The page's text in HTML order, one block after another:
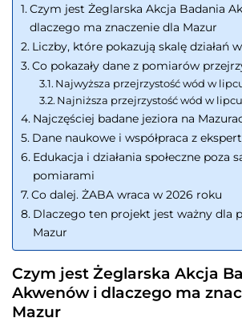
Czym jest Żeglarska Akcja Badania
dlaczego ma znaczenie dla Mazur
Liczby, które pokazują skalę działań
Co pokazały dane z pomiarów
Najwyższa przejrzystość wód w
Najniższa przejrzystość wód w
Najczęściej badane jeziora na
Dane naukowe i współpraca z
Edukacja i działania społeczne poza
pomiarami
Co dalej. ŻABA wraca w 2026 roku
Dlaczego ten projekt jest ważny dla
Mazur
Czym jest Żeglarska Akcja
Akwenów i dlaczego ma
Mazur